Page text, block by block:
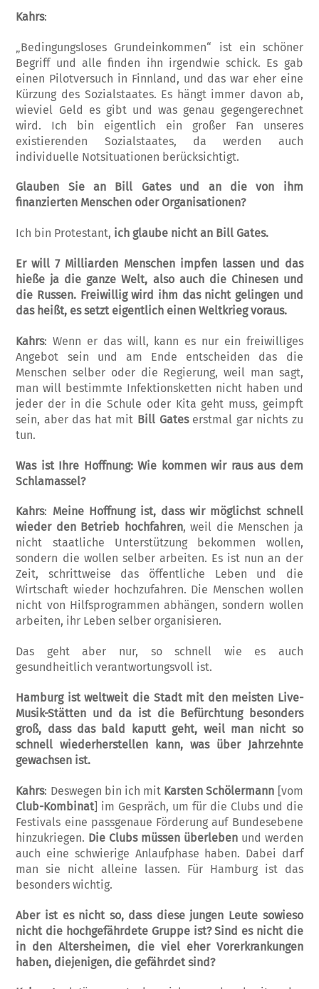
Kahrs:
„Bedingungsloses Grundeinkommen“ ist ein schöner
Begriff und alle finden ihn irgendwie schick. Es gab
einen Pilotversuch in Finnland, und das war eher eine
Kürzung des Sozialstaates. Es hängt immer davon ab,
wieviel Geld es gibt und was genau gegengerechnet
wird. Ich bin eigentlich ein großer Fan unseres
existierenden Sozialstaates, da werden auch
individuelle Notsituationen berücksichtigt.
Glauben Sie an Bill Gates und an die von ihm
finanzierten Menschen oder Organisationen?
Ich bin Protestant, ich glaube nicht an Bill Gates.
Er will 7 Milliarden Menschen impfen lassen und das
hieße ja die ganze Welt, also auch die Chinesen und
die Russen. Freiwillig wird ihm das nicht gelingen und
das heißt, es setzt eigentlich einen Weltkrieg voraus.
Kahrs: Wenn er das will, kann es nur ein freiwilliges
Angebot sein und am Ende entscheiden das die
Menschen selber oder die Regierung, weil man sagt,
man will bestimmte Infektionsketten nicht haben und
jeder der in die Schule oder Kita geht muss, geimpft
sein, aber das hat mit Bill Gates erstmal gar nichts zu
tun.
Was ist Ihre Hoffnung: Wie kommen wir raus aus dem
Schlamassel?
Kahrs: Meine Hoffnung ist, dass wir möglichst schnell
wieder den Betrieb hochfahren, weil die Menschen ja
nicht staatliche Unterstützung bekommen wollen,
sondern die wollen selber arbeiten. Es ist nun an der
Zeit, schrittweise das öffentliche Leben und die
Wirtschaft wieder hochzufahren. Die Menschen wollen
nicht von Hilfsprogrammen abhängen, sondern wollen
arbeiten, ihr Leben selber organisieren.
Das geht aber nur, so schnell wie es auch
gesundheitlich verantwortungsvoll ist.
Hamburg ist weltweit die Stadt mit den meisten Live-
Musik-Stätten und da ist die Befürchtung besonders
groß, dass das bald kaputt geht, weil man nicht so
schnell wiederherstellen kann, was über Jahrzehnte
gewachsen ist.
Kahrs: Deswegen bin ich mit Karsten Schölermann [vom
Club-Kombinat] im Gespräch, um für die Clubs und die
Festivals eine passgenaue Förderung auf Bundesebene
hinzukriegen. Die Clubs müssen überlebenund werden
auch eine schwierige Anlaufphase haben. Dabei darf
man sie nicht alleine lassen. Für Hamburg ist das
besonders wichtig.
Aber ist es nicht so, dass diese jungen Leute sowieso
nicht die hochgefährdete Gruppe ist? Sind es nicht die
in den Altersheimen, die viel eher Vorerkrankungen
haben, diejenigen, die gefährdet sind?